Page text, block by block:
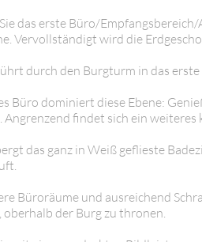
das erste Büro/
Vervollständigt wird die
durch den Burgturm in das erste
Büro dominiert diese Ebene:
findet sich ein weiteres
das ganz in Weiß geflieste
Büroräume und ausreichend
der Burg zu thronen.